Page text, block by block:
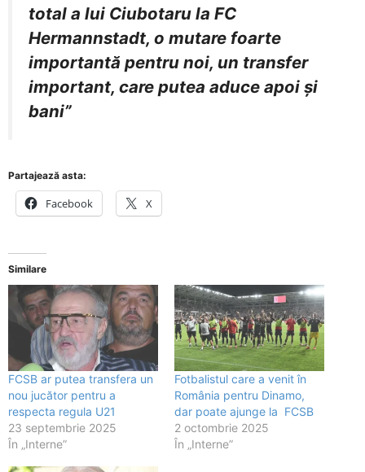
total a lui Ciubotaru la FC
Hermannstadt, o mutare foarte
importantă pentru noi, un transfer
important, care putea aduce apoi și
bani”
Partajează asta:
Facebook X
Similare
FCSB ar putea transfera un
nou jucător pentru a
respecta regula U21
23 septembrie 2025
În „Interne”
Fotbalistul care a venit în
România pentru Dinamo,
dar poate ajunge la FCSB
2 octombrie 2025
În „Interne”